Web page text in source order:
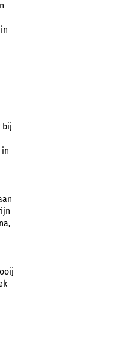
bij
in